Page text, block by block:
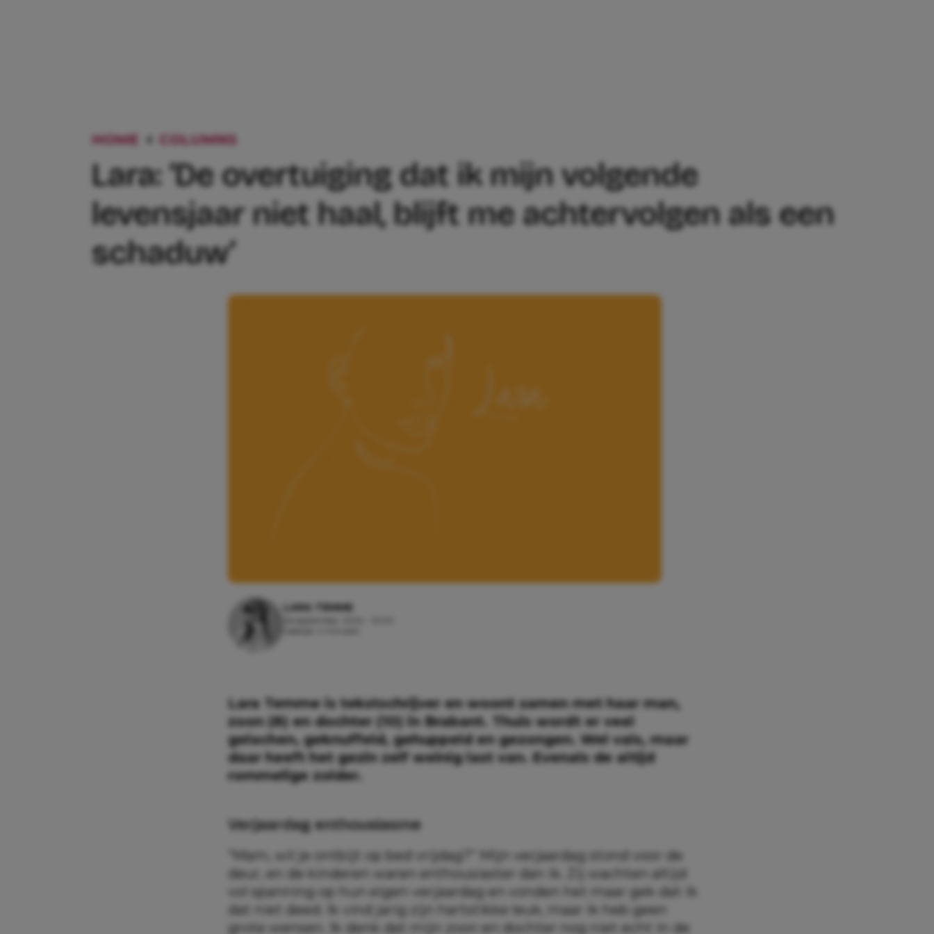
HOME COLUMNS
Lara: ‘De overtuiging dat ik mijn volgende
levensjaar niet haal, blijft me achtervolgen als een
schaduw’
Lara Temme is tekstschrijver en woont samen met haar man,
zoon (8) en dochter (10) in Brabant. Thuis wordt er veel
gelachen, geknuffeld, gehuppeld en gezongen. Wel vals, maar
daar heeft het gezin zelf weinig last van. Evenals de altijd
rommelige zolder.
Verjaardag enthousiasme
“Mam, wil je ontbijt op bed vrijdag?” Mijn verjaardag stond voor de
deur, en de kinderen waren enthousiaster dan ik. Zij wachten altijd
vol spanning op hun eigen verjaardag en vonden het maar gek dat ik
dat niet deed. Ik vind jarig zijn hartstikke leuk, maar ik heb geen
grote wensen. Ik denk dat mijn zoon en dochter nog niet echt in de